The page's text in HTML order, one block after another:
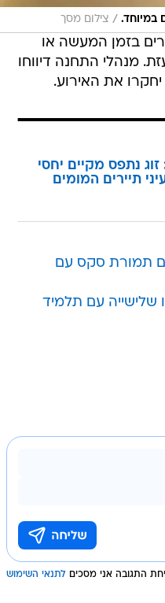
במיוחד. / צילום מסך
בזמן המעשה או
מנהלי התחנה דיווחו
את האירוע.
נתפס מקיים יחסי
תיירים המומים
תמורת סקס עם
שלישייה עם תלמיד
התגובה אני מסכים לתנאי השימוש